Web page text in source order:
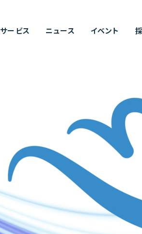
サービス ニュース イベント